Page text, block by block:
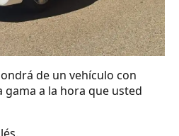
de un vehículo con
a la hora que usted